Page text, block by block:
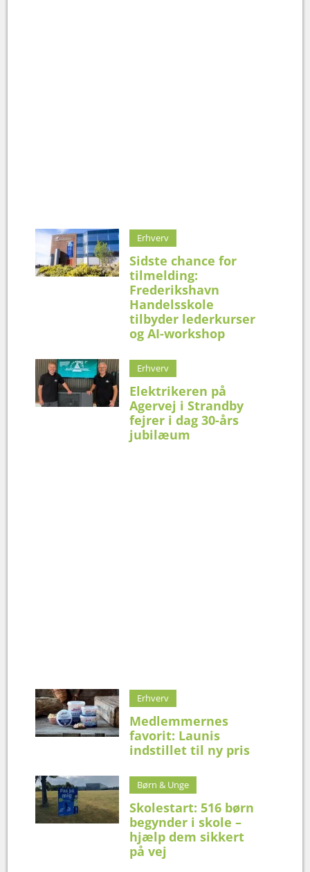
Erhverv
Sidste chance for
tilmelding:
Frederikshavn
Handelsskole
tilbyder lederkurser
og AI-workshop
Erhverv
Elektrikeren på
Agervej i Strandby
fejrer i dag 30-års
jubilæum
Erhverv
Medlemmernes
favorit: Launis
indstillet til ny pris
Børn & Unge
Skolestart: 516 børn
begynder i skole –
hjælp dem sikkert
på vej